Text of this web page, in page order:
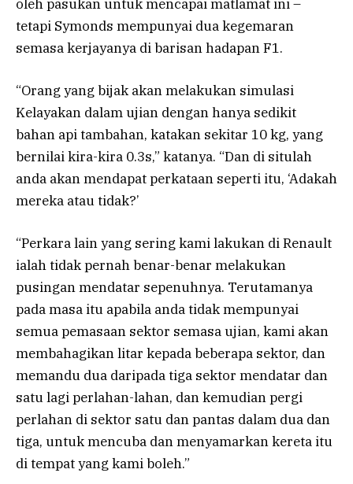
oleh pasukan untuk mencapai matlamat ini –
tetapi Symonds mempunyai dua kegemaran
semasa kerjayanya di barisan hadapan F1.
“Orang yang bijak akan melakukan simulasi
Kelayakan dalam ujian dengan hanya sedikit
bahan api tambahan, katakan sekitar 10 kg, yang
bernilai kira-kira 0.3s,” katanya. “Dan di situlah
anda akan mendapat perkataan seperti itu, ‘Adakah
mereka atau tidak?’
“Perkara lain yang sering kami lakukan di Renault
ialah tidak pernah benar-benar melakukan
pusingan mendatar sepenuhnya. Terutamanya
pada masa itu apabila anda tidak mempunyai
semua pemasaan sektor semasa ujian, kami akan
membahagikan litar kepada beberapa sektor, dan
memandu dua daripada tiga sektor mendatar dan
satu lagi perlahan-lahan, dan kemudian pergi
perlahan di sektor satu dan pantas dalam dua dan
tiga, untuk mencuba dan menyamarkan kereta itu
di tempat yang kami boleh.”